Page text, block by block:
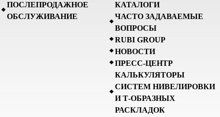
ПОСЛЕПРОДАЖНОЕ
ОБСЛУЖИВАНИЕ
КАТАЛОГИ
ЧАСТО ЗАДАВАЕМЫЕ
ВОПРОСЫ
RUBI GROUP
НОВОСТИ
ПРЕСС-ЦЕНТР
КАЛЬКУЛЯТОРЫ
СИСТЕМ НИВЕЛИРОВКИ
И Т-ОБРАЗНЫХ
РАСКЛАДОК